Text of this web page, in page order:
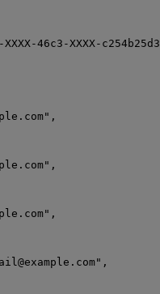
XXXX-46c3-XXXX-
" ,
" ,
" ,
" ,